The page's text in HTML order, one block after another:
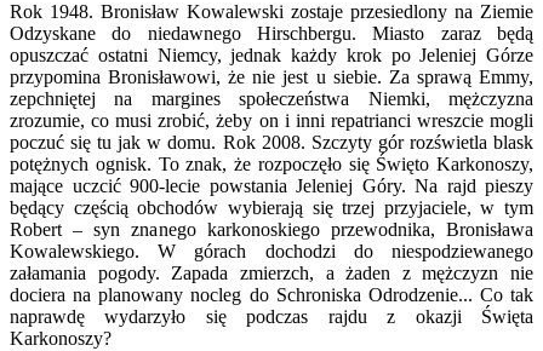
Rok 1948. Bronisław Kowalewski zostaje przesiedlony na Ziemie
Odzyskane do niedawnego Hirschbergu. Miasto zaraz będą
opuszczać ostatni Niemcy, jednak każdy krok po Jeleniej Górze
przypomina Bronisławowi, że nie jest u siebie. Za sprawą Emmy,
zepchniętej na margines społeczeństwa Niemki, mężczyzna
zrozumie, co musi zrobić, żeby on i inni repatrianci wreszcie mogli
poczuć się tu jak w domu. Rok 2008. Szczyty gór rozświetla blask
potężnych ognisk. To znak, że rozpoczęło się Święto Karkonoszy,
mające uczcić 900-lecie powstania Jeleniej Góry. Na rajd pieszy
będący częścią obchodów wybierają się trzej przyjaciele, w tym
Robert – syn znanego karkonoskiego przewodnika, Bronisława
Kowalewskiego. W górach dochodzi do niespodziewanego
załamania pogody. Zapada zmierzch, a żaden z mężczyzn nie
dociera na planowany nocleg do Schroniska Odrodzenie... Co tak
naprawdę wydarzyło się podczas rajdu z okazji Święta
Karkonoszy?